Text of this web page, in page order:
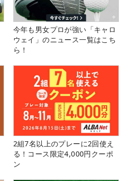
今年も男女プロが強い「キャロ
ウェイ」のニュース一覧はこち
ら！
2組7名以上のプレーに2回使え
る！コース限定4,000円クーポ
ン